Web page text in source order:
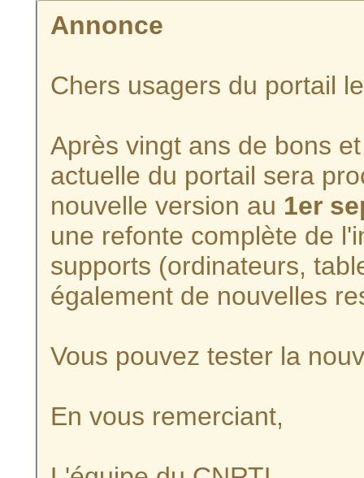
Annonce
Chers usagers du portail
Après vingt ans de bons
actuelle du portail sera
nouvelle version au 1er
une refonte complète de
supports (ordinateurs,
également de nouvelles
Vous pouvez tester la
En vous remerciant,